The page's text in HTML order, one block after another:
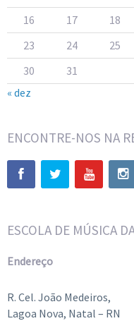
16
17 18
23
24 25
30
31
« dez
ENCONTRE-NOS NA
ESCOLA DE MÚSICA
Endereço
R. Cel. João Medeiros,
Lagoa Nova, Natal – RN